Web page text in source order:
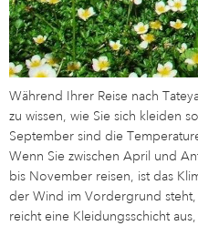
Während Ihrer Reise nach
zu wissen, wie Sie sich kleiden
September sind die
Wenn Sie zwischen April und
bis November reisen, ist das
der Wind im Vordergrund
reicht eine Kleidungsschicht